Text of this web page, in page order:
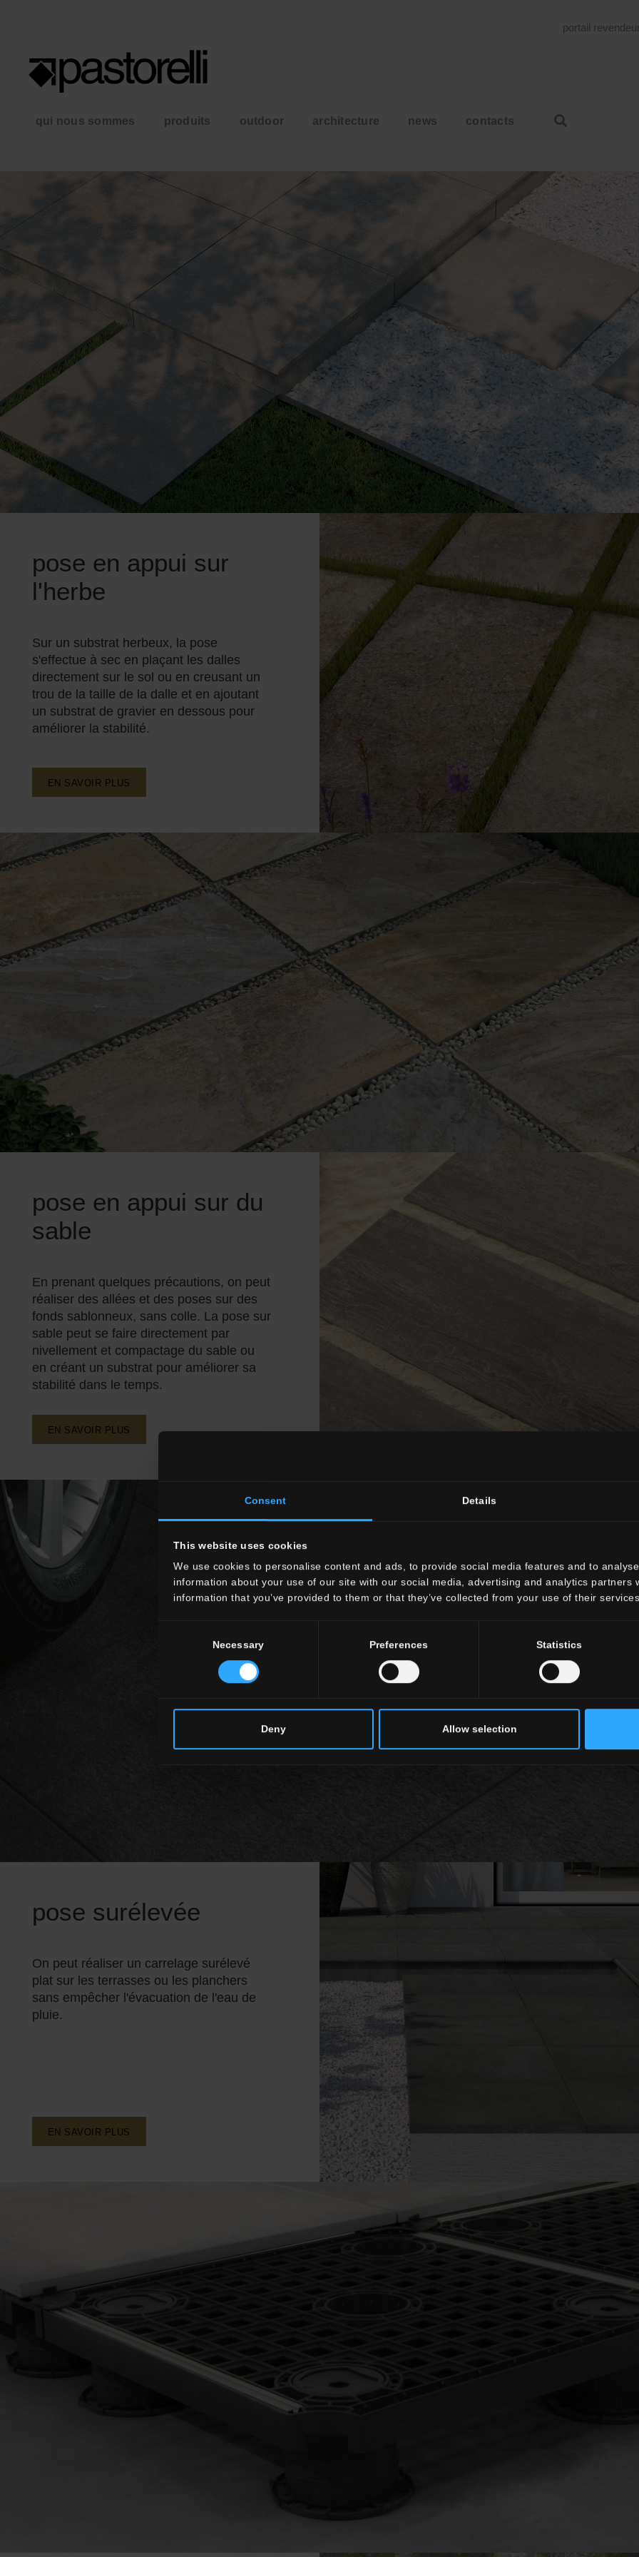
Consent Details
This website uses cookies
We use cookies to personalise content and ads, to provide social media features and to
information about your use of our site with our social media, advertising and analytics partners
information that you’ve provided to them or that they’ve collected from your use of their services.
Necessary Preferences Statistics
Deny Allow selection
portail
qui nous sommes produits outdoor architecture news contacts
pose en appui sur
l'herbe
Sur un substrat herbeux, la pose
s'effectue à sec en plaçant les dalles
directement sur le sol ou en creusant un
trou de la taille de la dalle et en ajoutant
un substrat de gravier en dessous pour
améliorer la stabilité.
EN SAVOIR PLUS
pose en appui sur du
sable
En prenant quelques précautions, on peut
réaliser des allées et des poses sur des
fonds sablonneux, sans colle. La pose sur
sable peut se faire directement par
nivellement et compactage du sable ou
en créant un substrat pour améliorer sa
stabilité dans le temps.
EN SAVOIR PLUS
pose surélevée
On peut réaliser un carrelage surélevé
plat sur les terrasses ou les planchers
sans empêcher l'évacuation de l'eau de
pluie.
EN SAVOIR PLUS